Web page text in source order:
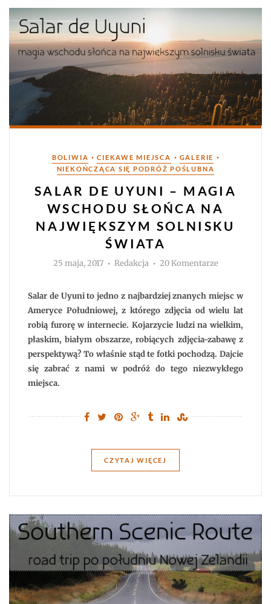
Kategorie
BOLIWIA • CIEKAWE MIEJSCA • GALERIE •
NIEKOŃCZĄCA SIĘ PODRÓŻ POŚLUBNA
SALAR DE UYUNI – MAGIA
WSCHODU SŁOŃCA NA
NAJWIĘKSZYM SOLNISKU
ŚWIATA
25 maja, 2017 Autor
Redakcja 20 Komentarzedo
–
magia
wschodu
na
największym
solnisku
świata
Salar de Uyuni to jedno z najbardziej znanych miejsc w
Ameryce Południowej, z którego zdjęcia od wielu lat
robią furorę w internecie. Kojarzycie ludzi na wielkim,
płaskim, białym obszarze, robiących zdjęcia-zabawę z
perspektywą? To właśnie stąd te fotki pochodzą. Dajcie
się zabrać z nami w podróż do tego niezwykłego
miejsca.
CZYTAJ WIĘCEJ